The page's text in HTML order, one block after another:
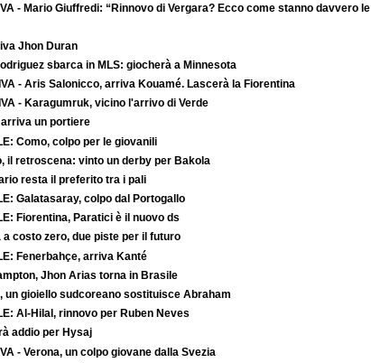
- Mario Giuffredi: “Rinnovo di Vergara? Ecco come stanno davvero le
Jhon Duran
sbarca in MLS: giocherà a Minnesota
- Aris Salonicco, arriva Kouamé. Lascerà la Fiorentina
- Karagumruk, vicino l'arrivo di Verde
un portiere
Como, colpo per le giovanili
il retroscena: vinto un derby per Bakola
resta il preferito tra i pali
Galatasaray, colpo dal Portogallo
Fiorentina, Paratici è il nuovo ds
a costo zero, due piste per il futuro
Fenerbahçe, arriva Kanté
Jhon Arias torna in Brasile
un gioiello sudcoreano sostituisce Abraham
Al-Hilal, rinnovo per Ruben Neves
addio per Hysaj
- Verona, un colpo giovane dalla Svezia